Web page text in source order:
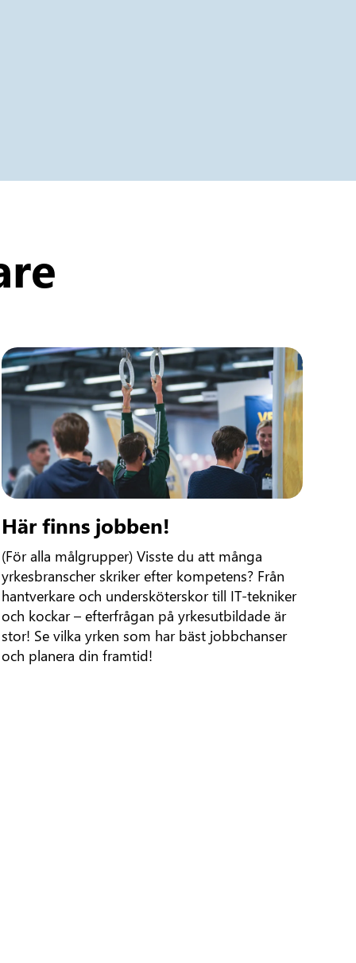
Här finns jobben!
(För alla målgrupper) Visste du att många
yrkesbranscher skriker efter kompetens? Från
hantverkare och undersköterskor till IT-tekniker
och kockar – efterfrågan på yrkesutbildade är
stor! Se vilka yrken som har bäst jobbchanser
och planera din framtid!